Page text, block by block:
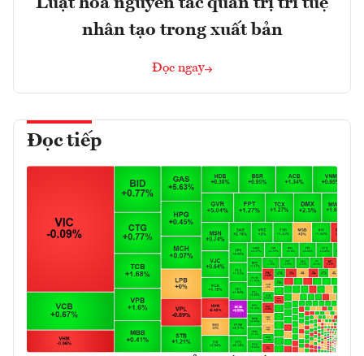
nhân tạo trong xuất bản
Đọc ngay
Đọc tiếp